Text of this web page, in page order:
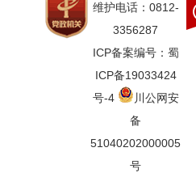
维护电话：0812-
3356287
ICP备案编号：蜀
ICP备19033424
号-4
川公网安
备
51040202000005
号